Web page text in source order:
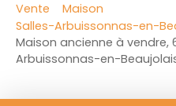
Vente
Maison
Salles-Arbuissonnas-en-
Maison ancienne à vendre,
Arbuissonnas-en-